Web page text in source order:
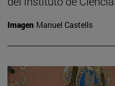
Imagen Manuel Castells